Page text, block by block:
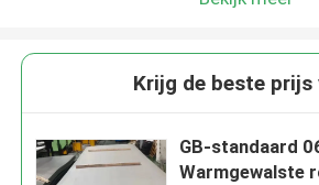
Krijg de beste prijs
GB-standaard
Warmgewalste